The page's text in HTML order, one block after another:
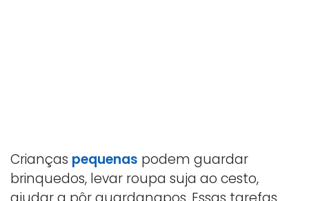
Crianças pequenas podem guardar
brinquedos, levar roupa suja ao cesto,